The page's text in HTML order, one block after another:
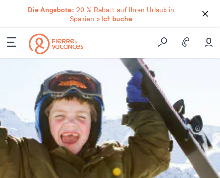
Die Angebote: 20 % Rabatt auf Ihren Urlaub in
Spanien > Ich buche